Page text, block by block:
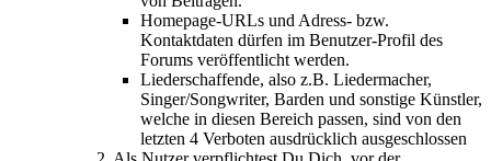
Homepage-URLs und Adress- bzw.
Kontaktdaten dürfen im Benutzer-Profil des
Forums veröffentlicht werden.
Liederschaffende, also z.B. Liedermacher,
Singer/Songwriter, Barden und sonstige Künstler,
welche in diesen Bereich passen, sind von den
letzten 4 Verboten ausdrücklich ausgeschlossen